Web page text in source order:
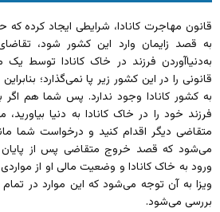
قانون مهاجرت کانادا، شرایطی ایجاد کرده
به قصد زایمان وارد این کشور شود،
به‌دنیاآوردن فرزند در خاک کانادا توسط
قانونی را در این کشور زیر پا نمی‌گذارد؛
به کشور کانادا وجود ندارد. پس شما هم اگر
فرزند خود را در خاک کانادا به دنیا
متقاضی دیگر اقدام کنید و درخواست شما
می‌شود که قصد خروج متقاضی پس از پایان
ورود به خاک کانادا و وضعیت مالی او از
ویزا به آن توجه می‌شود که این موارد در
بررسی می‌شود.